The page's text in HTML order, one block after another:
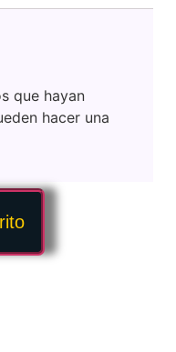
que hayan
hacer una